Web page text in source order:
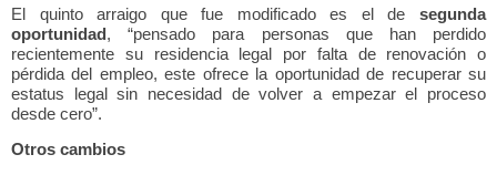
El quinto arraigo que fue modificado es el de segunda
oportunidad , “pensado para personas que han perdido
recientemente su residencia legal por falta de renovación o
pérdida del empleo, este ofrece la oportunidad de recuperar su
estatus legal sin necesidad de volver a empezar el proceso
desde cero”.
Otros cambios